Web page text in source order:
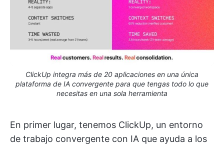
ClickUp integra más de 20 aplicaciones en una única
plataforma de IA convergente para que tengas todo lo que
necesitas en una sola herramienta
En primer lugar, tenemos ClickUp, un entorno
de trabajo convergente con IA que ayuda a los